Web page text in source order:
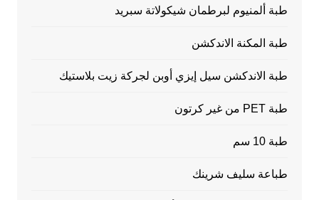
طبة ألمنيوم لبرطمان شيكولاتة سبريد
طبة المكنة الاندكشن
طبة الاندكشن سيل إيزي أوبن لجركة زيت بلاستيك
طبة PET من غير كرتون
طبة 10 سم
طباعة سليف شرينك